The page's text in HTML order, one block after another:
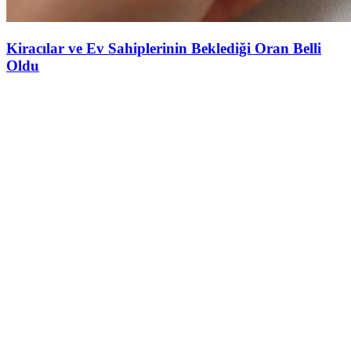
Kiracılar ve Ev Sahiplerinin Beklediği Oran Belli
Oldu